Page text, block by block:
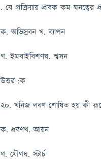
. যে প্রক্রিয়ায় দ্রাবক কম
ক. অভিস্রবন খ. ব্যাপন
গ. ইমবাইবিশণঘ. শ্বসন
উত্তর :ক
২০. খনিজ লবণ শোষিত হয় কী
ক. দ্রবণখ. আয়ন
গ. যৌগঘ. স্টার্চ